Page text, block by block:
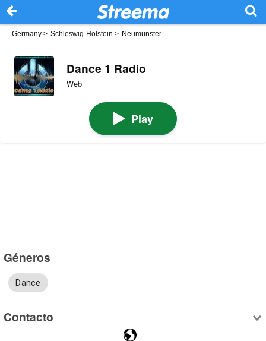
Germany > Schleswig-Holstein > Neumünster
Dance 1 Radio
Web
Play
Géneros
Dance
Contacto